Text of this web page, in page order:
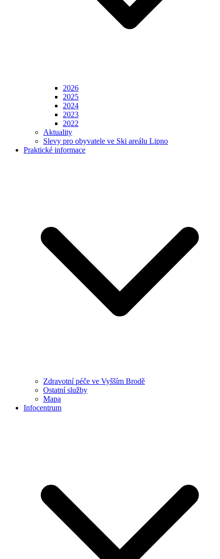
2026
2025
2024
2023
2022
Aktuality
Slevy pro obyvatele ve Ski areálu Lipno
Praktické informace
Zdravotní péče ve Vyšším Brodě
Ostatní služby
Mapa
Infocentrum